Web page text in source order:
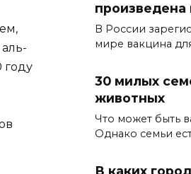
году
произведена
В России
мире вакцина
30 милых
животных
Что может быть
Однако семьи
В каких